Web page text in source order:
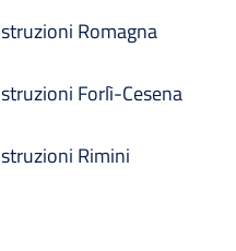
Romagna
Forlì-Cesena
Rimini